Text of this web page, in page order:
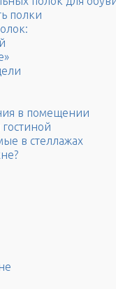
полки
в помещении
в стеллажах